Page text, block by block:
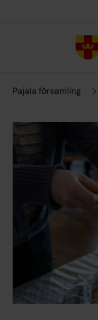
Pajala församling